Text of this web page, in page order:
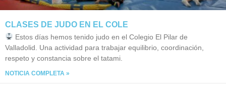
CLASES DE JUDO EN EL COLE
Estos días hemos tenido judo en el Colegio El Pilar de
Valladolid. Una actividad para trabajar equilibrio, coordinación,
respeto y constancia sobre el tatami.
NOTICIA COMPLETA »